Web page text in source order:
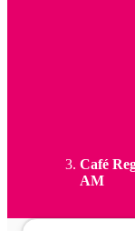
Café
AM